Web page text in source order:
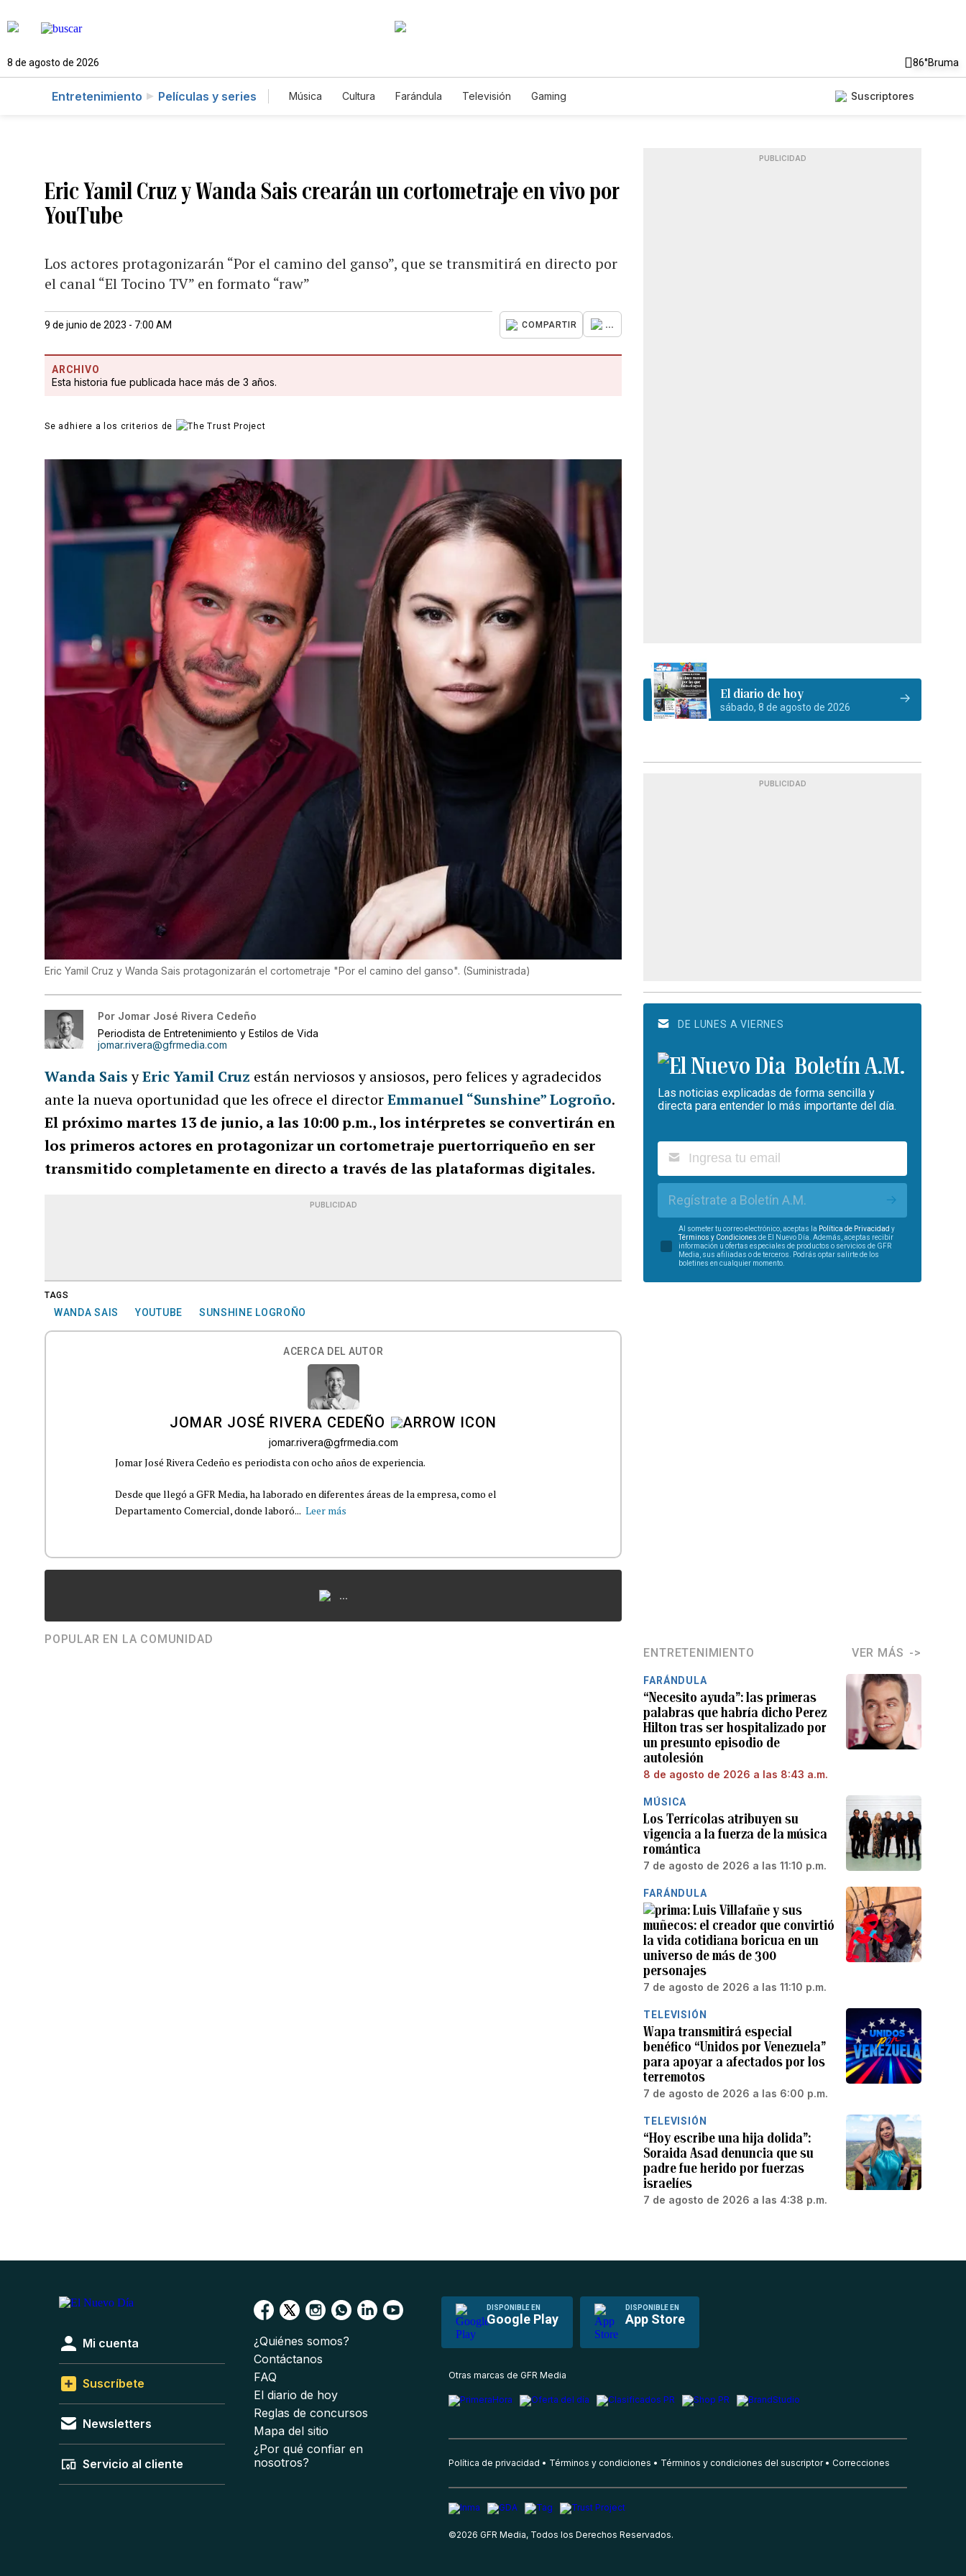
8 de agosto de 2026 86°Bruma
Entretenimiento Películas y series Música Cultura Farándula Televisión Gaming Suscriptores
Eric Yamil Cruz y Wanda Sais crearán un cortometraje en vivo por
YouTube
Los actores protagonizarán “Por el camino del ganso”, que se transmitirá en directo por
el canal “El Tocino TV” en formato “raw”
9 de junio de 2023 - 7:00 AM COMPARTIR ...
ARCHIVO
Esta historia fue publicada hace más de 3 años.
Se adhiere a los criterios de
Eric Yamil Cruz y Wanda Sais protagonizarán el cortometraje "Por el camino del ganso". (Suministrada)
Por Jomar José Rivera Cedeño
Periodista de Entretenimiento y Estilos de Vida
jomar.rivera@gfrmedia.com
Wanda SaisyEric Yamil Cruz están nerviosos y ansiosos, pero felices y agradecidos
ante la nueva oportunidad que les ofrece el directorEmmanuel “Sunshine” Logroño.
El próximo martes 13 de junio, a las 10:00 p.m., los intérpretes se convertirán en
los primeros actores en protagonizar un cortometraje puertorriqueño en ser
transmitido completamente en directo a través de las plataformas digitales.
PUBLICIDAD
TAGS
WANDA SAIS YOUTUBE SUNSHINE LOGROÑO
ACERCA DEL AUTOR
JOMAR JOSÉ RIVERA CEDEÑO
jomar.rivera@gfrmedia.com
Jomar José Rivera Cedeño es periodista con ocho años de experiencia.
Desde que llegó a GFR Media, ha laborado en diferentes áreas de la empresa, como el
Departamento Comercial, donde laboró... Leer más
...
POPULAR EN LA COMUNIDAD
PUBLICIDAD
El diario de hoy
sábado, 8 de agosto de 2026
PUBLICIDAD
DE LUNES A VIERNES
Boletín A.M.
Las noticias explicadas de forma sencilla y
directa para entender lo más importante del día.
Regístrate a Boletín A.M.
Al someter tu correo electrónico, aceptas la Política de Privacidad y
Términos y Condiciones de El Nuevo Día. Además, aceptas recibir
información u ofertas especiales de productos o servicios de GFR
Media, sus afiliadas o de terceros. Podrás optar salirte de los
boletines en cualquier momento.
ENTRETENIMIENTO VER MÁS
FARÁNDULA
“Necesito ayuda”: las primeras
palabras que habría dicho Perez
Hilton tras ser hospitalizado por
un presunto episodio de
autolesión
8 de agosto de 2026 a las 8:43 a.m.
MÚSICA
Los Terrícolas atribuyen su
vigencia a la fuerza de la música
romántica
7 de agosto de 2026 a las 11:10 p.m.
FARÁNDULA
Luis Villafañe y sus
muñecos: el creador que convirtió
la vida cotidiana boricua en un
universo de más de 300
personajes
7 de agosto de 2026 a las 11:10 p.m.
TELEVISIÓN
Wapa transmitirá especial
benéfico “Unidos por Venezuela”
para apoyar a afectados por los
terremotos
7 de agosto de 2026 a las 6:00 p.m.
TELEVISIÓN
“Hoy escribe una hija dolida”:
Soraida Asad denuncia que su
padre fue herido por fuerzas
israelíes
7 de agosto de 2026 a las 4:38 p.m.
DISPONIBLE EN
Google Play
DISPONIBLE EN
App Store
Mi cuenta
Suscríbete
Newsletters
Servicio al cliente
¿Quiénes somos?
Contáctanos
FAQ
El diario de hoy
Reglas de concursos
Mapa del sitio
¿Por qué confiar en
nosotros?
Otras marcas de GFR Media
Política de privacidad Términos y condiciones Términos y condiciones del suscriptor Correcciones
©2026 GFR Media, Todos los Derechos Reservados.